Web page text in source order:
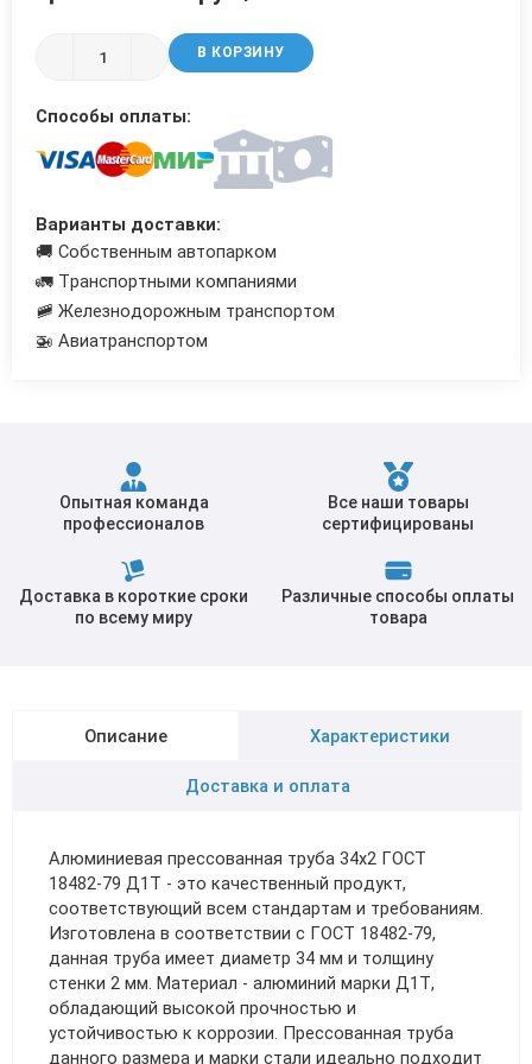
В КОРЗИНУ
Способы оплаты:
Варианты доставки:
🚚 Собственным автопарком
🚛 Транспортными компаниями
🚞 Железнодорожным транспортом
🚁 Авиатранспортом
Опытная команда
профессионалов
Все наши товары
сертифицированы
Доставка в короткие сроки
по всему миру
Различные способы оплаты
товара
Описание Характеристики
Доставка и оплата
Алюминиевая прессованная труба 34х2 ГОСТ
18482-79 Д1Т - это качественный продукт,
соответствующий всем стандартам и требованиям.
Изготовлена в соответствии с ГОСТ 18482-79,
данная труба имеет диаметр 34 мм и толщину
стенки 2 мм. Материал - алюминий марки Д1Т,
обладающий высокой прочностью и
устойчивостью к коррозии. Прессованная труба
данного размера и марки стали идеально подходит
Трубы в ВУС изоляции